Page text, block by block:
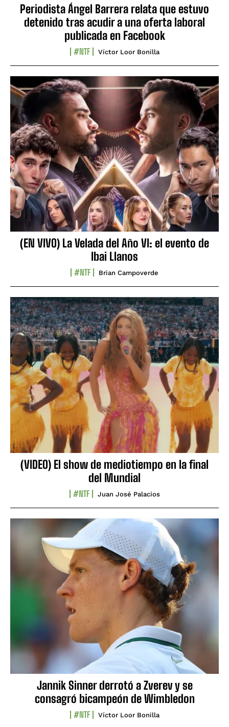
Periodista Ángel Barrera relata que estuvo
detenido tras acudir a una oferta laboral
publicada en Facebook
#NTF Víctor Loor Bonilla
(EN VIVO) La Velada del Año VI: el evento de
Ibai Llanos
#NTF Brian Campoverde
(VIDEO) El show de mediotiempo en la final
del Mundial
#NTF Juan José Palacios
Jannik Sinner derrotó a Zverev y se
consagró bicampeón de Wimbledon
#NTF Víctor Loor Bonilla